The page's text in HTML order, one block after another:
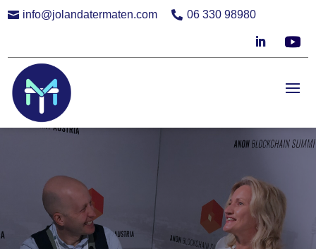
 info@jolandatermaten.com  06 330 98980